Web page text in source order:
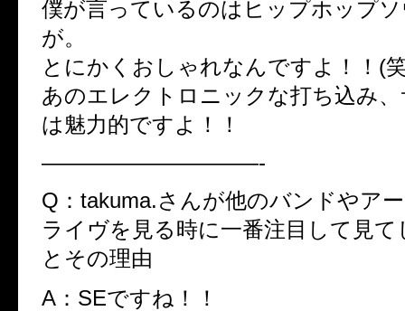
僕が言っているのはヒップホップ
が。
とにかくおしゃれなんですよ！！(
あのエレクトロニックな打ち込み
は魅力的ですよ！！
——————————-
Q：takuma.さんが他のバンドやア
ライヴを見る時に一番注目して見
とその理由
A：SEですね！！